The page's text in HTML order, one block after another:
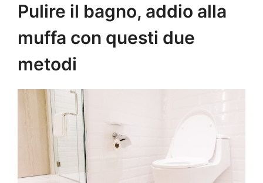
Pulire il bagno, addio alla
muffa con questi due
metodi